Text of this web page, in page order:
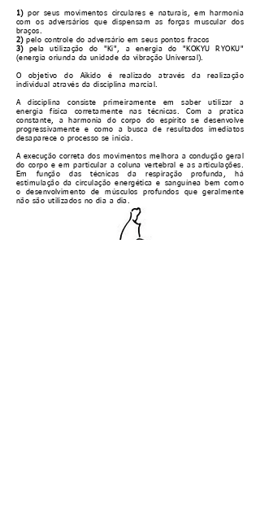
1)por seus movimentos circulares e naturais, em harmonia
com os adversários que dispensam as forças muscular dos
braços.
2)pelo controle do adversário em seus pontos fracos
3)pela utilização do "Ki", a energia do "KOKYU RYOKU"
(energia oriunda da unidade da vibração Universal).
O objetivo do Aikido é realizado através da realização
individual através da disciplina marcial.
A disciplina consiste primeiramente em saber utilizar a
energia física corretamente nas técnicas. Com a pratica
constante, a harmonia do corpo do espírito se desenvolve
progressivamente e como a busca de resultados imediatos
desaparece o processo se inicia.
A execução correta dos movimentos melhora a condução geral
do corpo e em particular a coluna vertebral e as articulações.
Em função das técnicas da respiração profunda, há
estimulação da circulação energética e sanguínea bem como
o desenvolvimento de músculos profundos que geralmente
não são utilizados no dia a dia.